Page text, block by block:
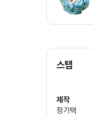
스탭
제작
정기택